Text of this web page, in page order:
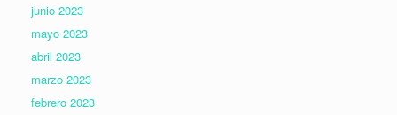
junio 2023
mayo 2023
abril 2023
marzo 2023
febrero 2023